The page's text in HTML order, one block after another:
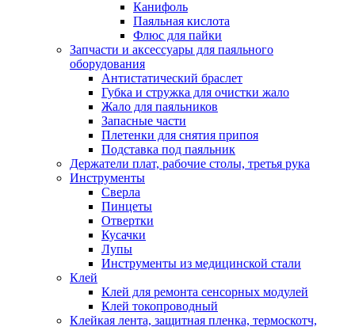
Канифоль
Паяльная кислота
Флюс для пайки
Запчасти и аксессуары для паяльного
оборудования
Антистатический браслет
Губка и стружка для очистки жало
Жало для паяльников
Запасные части
Плетенки для снятия припоя
Подставка под паяльник
Держатели плат, рабочие столы, третья рука
Инструменты
Сверла
Пинцеты
Отвертки
Кусачки
Лупы
Инструменты из медицинской стали
Клей
Клей для ремонта сенсорных модулей
Клей токопроводный
Клейкая лента, защитная пленка, термоскотч,